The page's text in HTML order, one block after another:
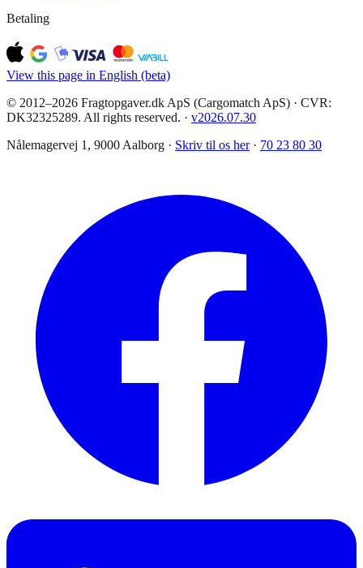
Betaling
View this page in English (beta)
© 2012–2026 Fragtopgaver.dk ApS (Cargomatch ApS) · CVR:
DK32325289. All rights reserved. · v2026.07.30
Nålemagervej 1, 9000 Aalborg · Skriv til os her · 70 23 80 30